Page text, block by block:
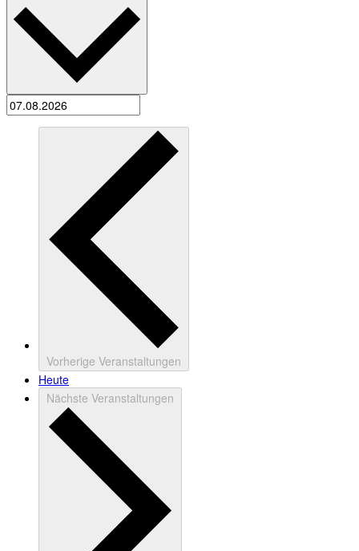
Vorherige Veranstaltungen
Heute
Nächste Veranstaltungen